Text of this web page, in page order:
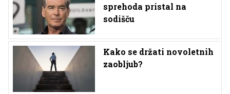
sprehoda pristal na
sodišču
Kako se držati novoletnih
zaobljub?